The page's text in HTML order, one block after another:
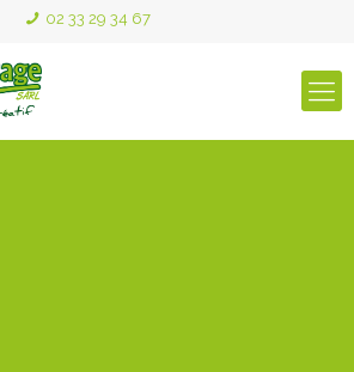
02 33 29 34 67